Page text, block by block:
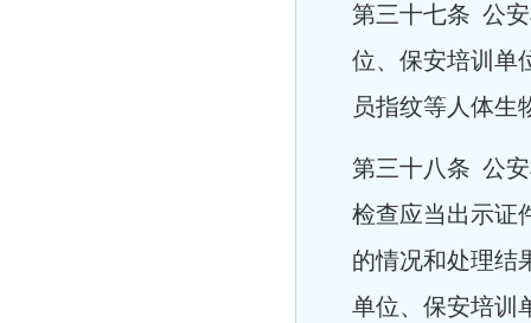
第三十七条 公
位、保安培训单
员指纹等人体生
第三十八条 公
检查应当出示证
的情况和处理结
单位、保安培训